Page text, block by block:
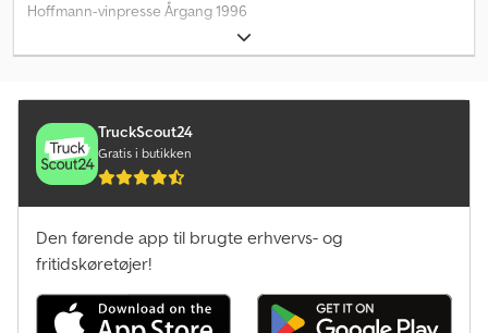
Hoffmann-vinpresse Årgang 1996
TruckScout24
Gratis i butikken
Den førende app til brugte erhvervs- og
fritidskøretøjer!